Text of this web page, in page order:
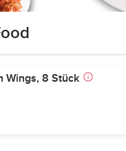
Wings, 8 Stück